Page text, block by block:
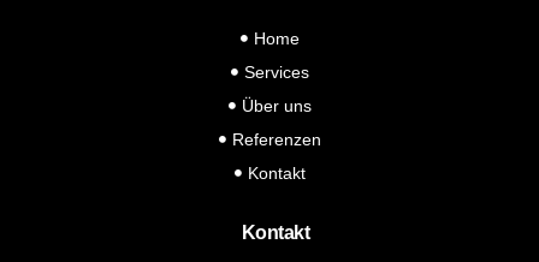
Home
Services
Über uns
Referenzen
Kontakt
Kontakt